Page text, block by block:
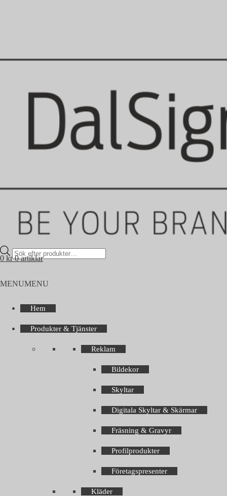
Products
search
0 kr 0 artiklar
MENUMENU
Hem
Produkter & Tjänster
Reklam
Bildekor
Skyltar
Digitala Skyltar & Skärmar
Fräsning & Gravyr
Profilprodukter
Företagspresenter
Kläder